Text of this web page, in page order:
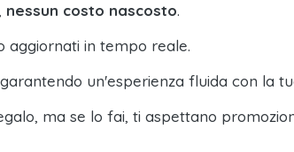
nessun costo nascosto.
aggiornati in tempo reale.
un'esperienza fluida con la
ma se lo fai, ti aspettano